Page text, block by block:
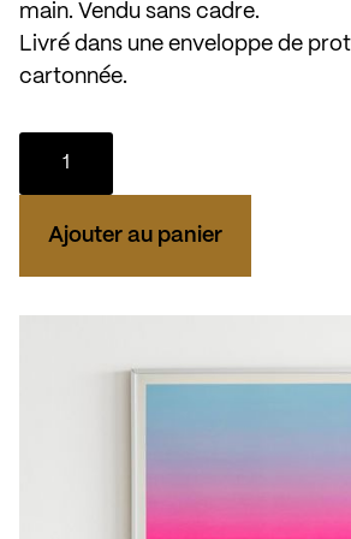
main. Vendu sans cadre.
Livré dans une enveloppe de
cartonnée.